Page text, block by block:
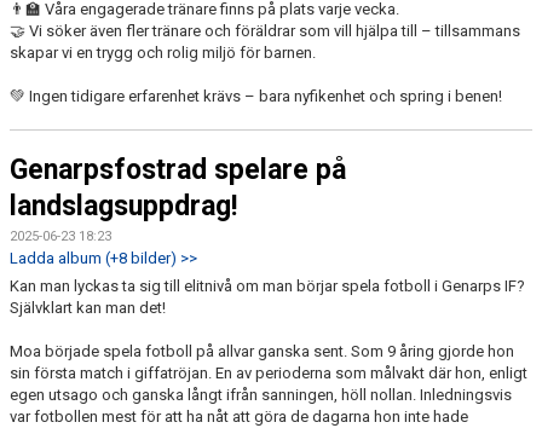
👨‍🏫 Våra engagerade tränare finns på plats varje vecka.
🤝 Vi söker även fler tränare och föräldrar som vill hjälpa till – tillsammans
skapar vi en trygg och rolig miljö för barnen.
💚 Ingen tidigare erfarenhet krävs – bara nyfikenhet och spring i benen!
Genarpsfostrad spelare på
landslagsuppdrag!
2025-06-23 18:23
Ladda album (+8 bilder) >>
Kan man lyckas ta sig till elitnivå om man börjar spela fotboll i Genarps IF?
Självklart kan man det!
Moa började spela fotboll på allvar ganska sent. Som 9 åring gjorde hon
sin första match i giffatröjan. En av perioderna som målvakt där hon, enligt
egen utsago och ganska långt ifrån sanningen, höll nollan. Inledningsvis
var fotbollen mest för att ha nåt att göra de dagarna hon inte hade